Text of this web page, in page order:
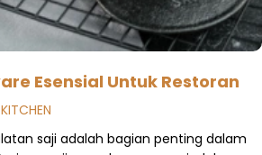
Esensial Untuk Restoran
saji adalah bagian penting dalam